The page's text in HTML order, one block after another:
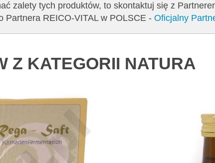
zalety tych produktów, to skontaktuj się z
Partnera REICO-VITAL w POLSCE - Oficjalny
Z KATEGORII NATURA